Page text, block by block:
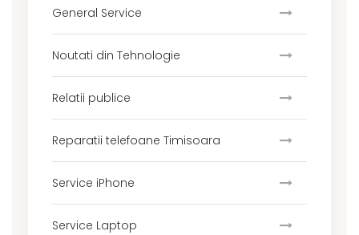
General Service
Noutati din Tehnologie
Relatii publice
Reparatii telefoane Timisoara
Service iPhone
Service Laptop